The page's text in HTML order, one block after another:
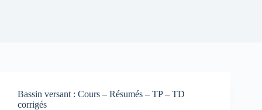
Bassin versant : Cours – Résumés – TP – TD
corrigés